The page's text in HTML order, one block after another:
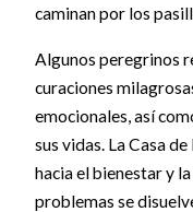
caminan por los
Algunos peregrinos
curaciones
emocionales, así
sus vidas. La Casa
hacia el bienestar y
problemas se